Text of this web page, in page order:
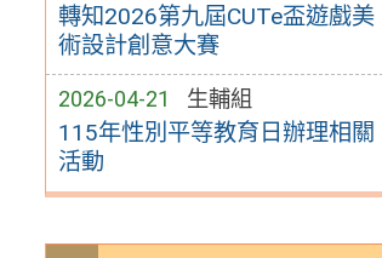
轉知2026第九屆CUTe盃遊戲美
術設計創意大賽
2026-04-21 生輔組
115年性別平等教育日辦理相關
活動